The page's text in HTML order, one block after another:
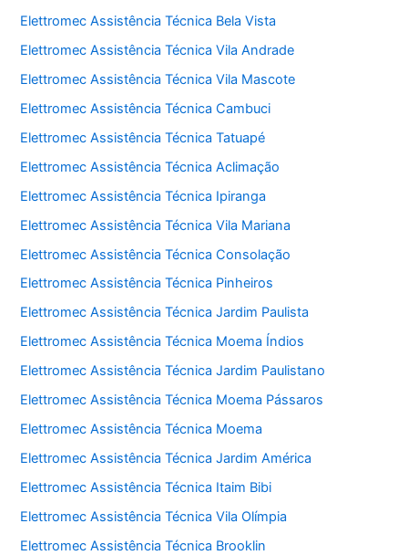
Elettromec Assistência Técnica Bela Vista
Elettromec Assistência Técnica Vila Andrade
Elettromec Assistência Técnica Vila Mascote
Elettromec Assistência Técnica Cambuci
Elettromec Assistência Técnica Tatuapé
Elettromec Assistência Técnica Aclimação
Elettromec Assistência Técnica Ipiranga
Elettromec Assistência Técnica Vila Mariana
Elettromec Assistência Técnica Consolação
Elettromec Assistência Técnica Pinheiros
Elettromec Assistência Técnica Jardim Paulista
Elettromec Assistência Técnica Moema Índios
Elettromec Assistência Técnica Jardim Paulistano
Elettromec Assistência Técnica Moema Pássaros
Elettromec Assistência Técnica Moema
Elettromec Assistência Técnica Jardim América
Elettromec Assistência Técnica Itaim Bibi
Elettromec Assistência Técnica Vila Olímpia
Elettromec Assistência Técnica Brooklin